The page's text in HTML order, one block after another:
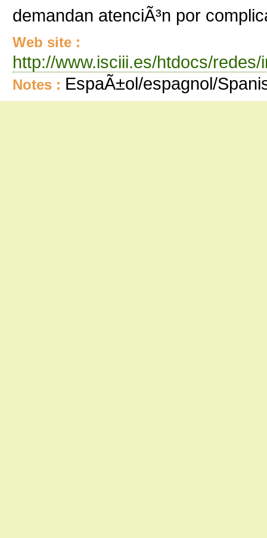
demandan atenciÃ³n por
Web site :
http://www.isciii.es/htdocs/
Notes : EspaÃ±ol/espagnol/